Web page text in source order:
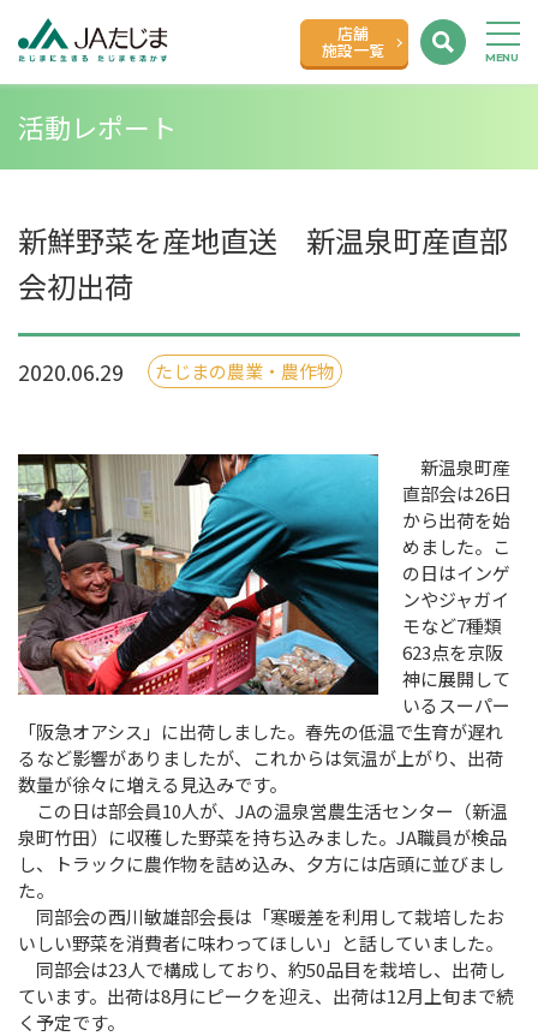
店舗
施設一覧
活動レポート
新鮮野菜を産地直送 新温泉町産直部
会初出荷
2020.06.29 たじまの農業・農作物
新温泉町産
直部会は26日
から出荷を始
めました。こ
の日はインゲ
ンやジャガイ
モなど7種類
623点を京阪
神に展開して
いるスーパー
「阪急オアシス」に出荷しました。春先の低温で生育が遅れ
るなど影響がありましたが、これからは気温が上がり、出荷
数量が徐々に増える見込みです。
この日は部会員10人が、JAの温泉営農生活センター（新温
泉町竹田）に収穫した野菜を持ち込みました。JA職員が検品
し、トラックに農作物を詰め込み、夕方には店頭に並びまし
た。
同部会の西川敏雄部会長は「寒暖差を利用して栽培したお
いしい野菜を消費者に味わってほしい」と話していました。
同部会は23人で構成しており、約50品目を栽培し、出荷し
ています。出荷は8月にピークを迎え、出荷は12月上旬まで続
く予定です。